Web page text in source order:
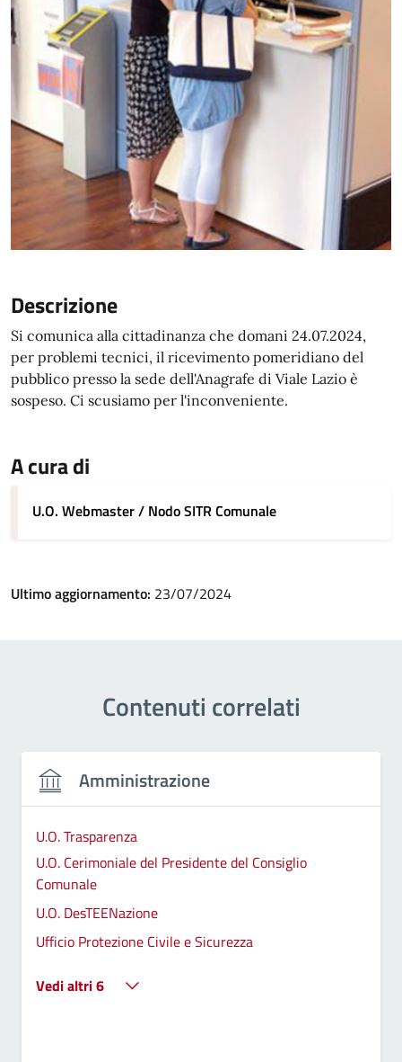
Descrizione
Si comunica alla cittadinanza che domani 24.07.2024,
per problemi tecnici, il ricevimento pomeridiano del
pubblico presso la sede dell'Anagrafe di Viale Lazio è
sospeso. Ci scusiamo per l'inconveniente.
A cura di
U.O. Webmaster / Nodo SITR Comunale
Ultimo aggiornamento: 23/07/2024
Contenuti correlati
Amministrazione
U.O. Trasparenza
U.O. Cerimoniale del Presidente del Consiglio
Comunale
U.O. DesTEENazione
Ufficio Protezione Civile e Sicurezza
Vedi altri 6